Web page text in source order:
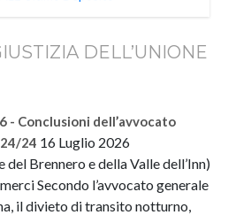
DELL’UNIONE
- Conclusioni dell’avvocato
24 16 Luglio 2026
Brennero e della Valle dell’Inn)
Secondo l’avvocato generale
il divieto di transito notturno,